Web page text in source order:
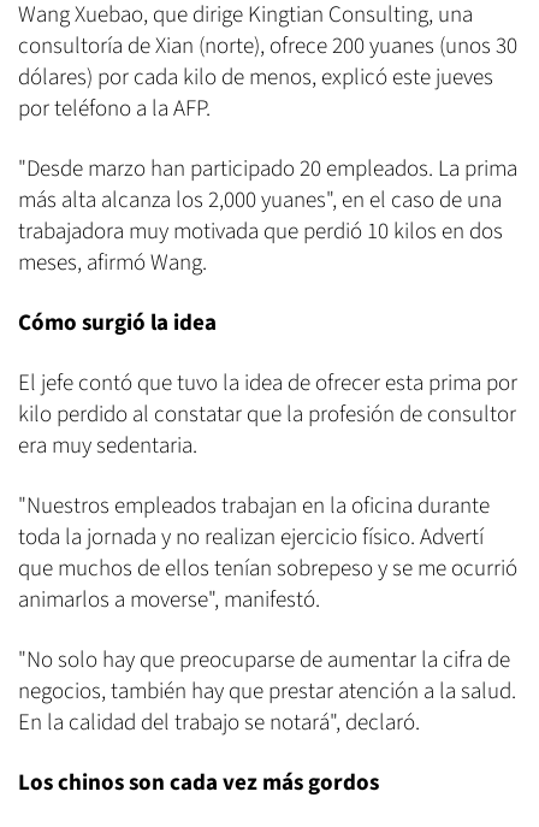
Wang Xuebao, que dirige Kingtian Consulting, una
consultoría de Xian (norte), ofrece 200 yuanes (unos 30
dólares) por cada kilo de menos, explicó este jueves
por teléfono a la AFP.
"Desde marzo han participado 20 empleados. La prima
más alta alcanza los 2,000 yuanes", en el caso de una
trabajadora muy motivada que perdió 10 kilos en dos
meses, afirmó Wang.
Cómo surgió la idea
El jefe contó que tuvo la idea de ofrecer esta prima por
kilo perdido al constatar que la profesión de consultor
era muy sedentaria.
"Nuestros empleados trabajan en la oficina durante
toda la jornada y no realizan ejercicio físico. Advertí
que muchos de ellos tenían sobrepeso y se me ocurrió
animarlos a moverse", manifestó.
"No solo hay que preocuparse de aumentar la cifra de
negocios, también hay que prestar atención a la salud.
En la calidad del trabajo se notará", declaró.
Los chinos son cada vez más gordos